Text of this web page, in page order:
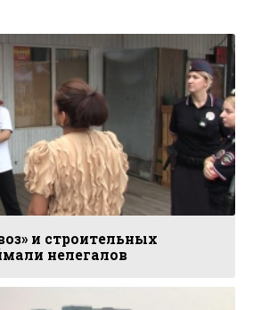
и строительных
нелегалов